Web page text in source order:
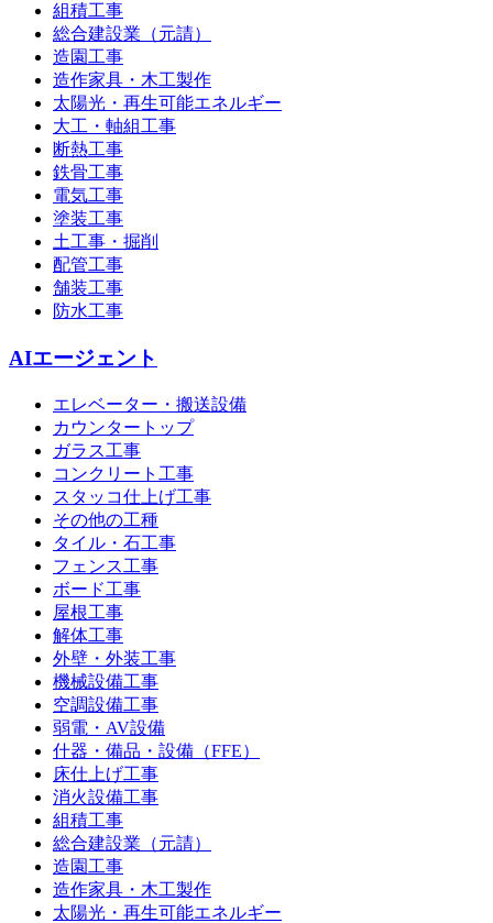
組積工事
総合建設業（元請）
造園工事
造作家具・木工製作
太陽光・再生可能エネルギー
大工・軸組工事
断熱工事
鉄骨工事
電気工事
塗装工事
土工事・掘削
配管工事
舗装工事
防水工事
AIエージェント
エレベーター・搬送設備
カウンタートップ
ガラス工事
コンクリート工事
スタッコ仕上げ工事
その他の工種
タイル・石工事
フェンス工事
ボード工事
屋根工事
解体工事
外壁・外装工事
機械設備工事
空調設備工事
弱電・AV設備
什器・備品・設備（FFE）
床仕上げ工事
消火設備工事
組積工事
総合建設業（元請）
造園工事
造作家具・木工製作
太陽光・再生可能エネルギー